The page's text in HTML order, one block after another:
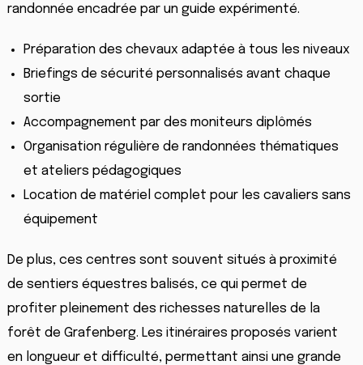
randonnée encadrée par un guide expérimenté.
Préparation des chevaux adaptée à tous les niveaux
Briefings de sécurité personnalisés avant chaque
sortie
Accompagnement par des moniteurs diplômés
Organisation régulière de randonnées thématiques
et ateliers pédagogiques
Location de matériel complet pour les cavaliers sans
équipement
De plus, ces centres sont souvent situés à proximité
de sentiers équestres balisés, ce qui permet de
profiter pleinement des richesses naturelles de la
forêt de Grafenberg. Les itinéraires proposés varient
en longueur et difficulté, permettant ainsi une grande